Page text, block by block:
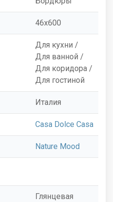
46x600
Для кухни /
Для ванной /
Для коридора /
Для гостиной
Италия
Casa Dolce Casa
Nature Mood
Глянцевая